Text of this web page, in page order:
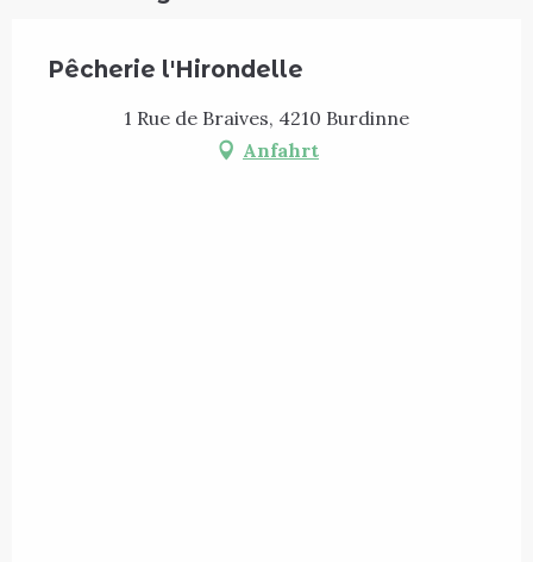
Pêcherie l'Hirondelle
1 Rue de Braives, 4210 Burdinne
Anfahrt